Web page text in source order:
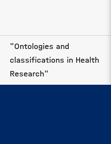
"Ontologies and
classifications in Health
Research"